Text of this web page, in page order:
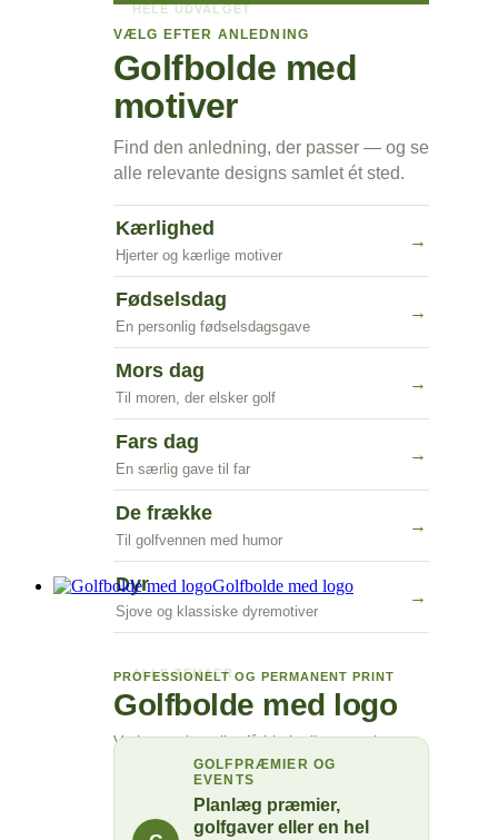
HELE UDVALGET
Se alle golfbolde med tekst
VÆLG EFTER ANLEDNING
Golfbolde med
motiver
Find den anledning, der passer — og se
alle relevante designs samlet ét sted.
Kærlighed
Hjerter og kærlige motiver
→
Fødselsdag
En personlig fødselsdagsgave
→
Mors dag
Til moren, der elsker golf
→
Fars dag
En særlig gave til far
→
De frække
Til golfvennen med humor
→
Dyr
Sjove og klassiske dyremotiver
→
ALLE TEMAER
Se alle golfbolde med motiver →
GOLFPRÆMIER OG
EVENTS
Planlæg præmier,
golfgaver eller en hel
Golfbolde med logo
PROFESSIONELT OG PERMANENT PRINT
Golfbolde med logo
Vælg mærke, eller få hjælp til en samlet
løsning til virksomhed, golfklub eller
arrangement.